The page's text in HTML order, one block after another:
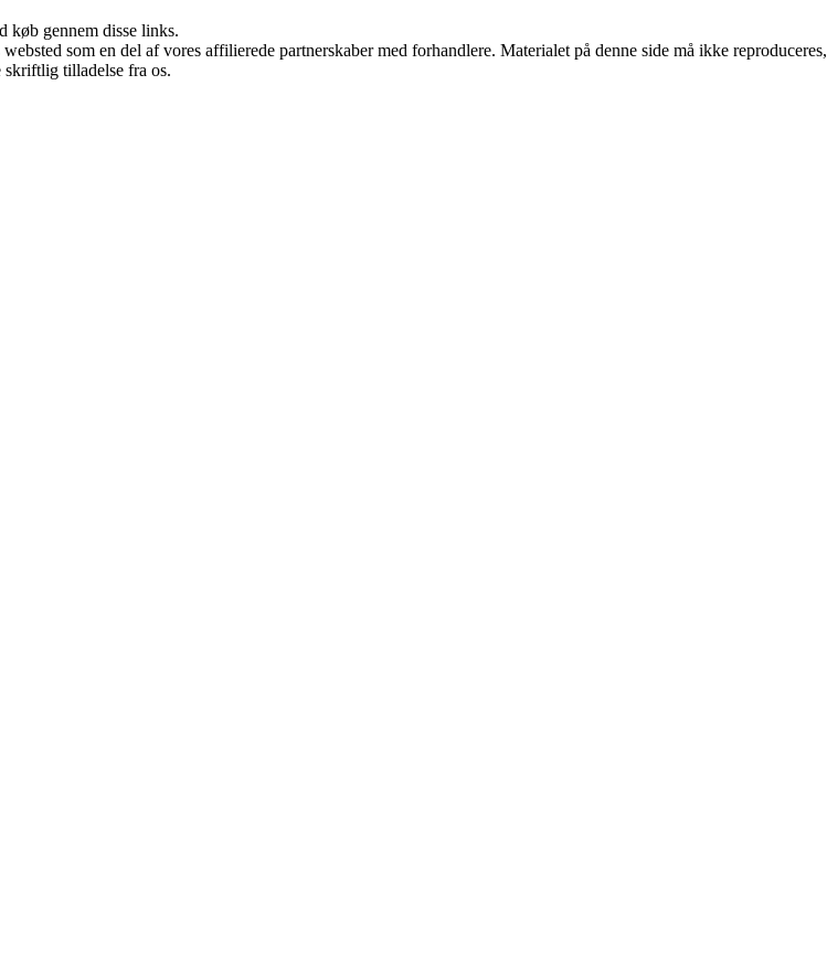
køb gennem disse links.
som en del af vores affilierede partnerskaber med forhandlere. Materialet på denne side må ikke reproduceres,
skriftlig tilladelse fra os.